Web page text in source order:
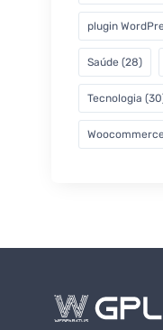
plugin
Saúde (28)
Tecnologia